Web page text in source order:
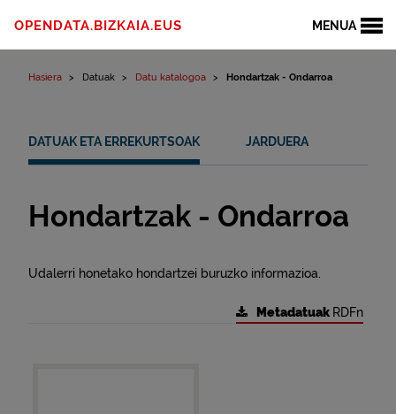
MENUA
OPENDATA.BIZKAIA.EUS
Hasiera Datuak Datu katalogoa Hondartzak - Ondarroa
DATUAK ETA ERREKURTSOAK JARDUERA
Hondartzak - Ondarroa
Udalerri honetako hondartzei buruzko informazioa.
Metadatuak RDFn